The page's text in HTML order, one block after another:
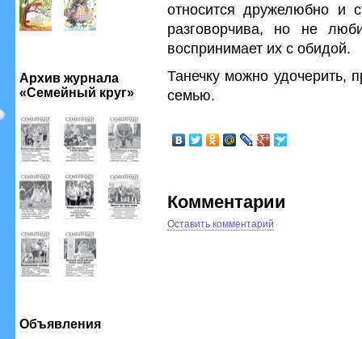
Архив журнала
«Семейный круг»
Объявления
относится дружелюбно и
разговорчива, но не
воспринимает их с обидой.
Танечку можно удочерить,
семью.
Комментарии
Оставить комментарий